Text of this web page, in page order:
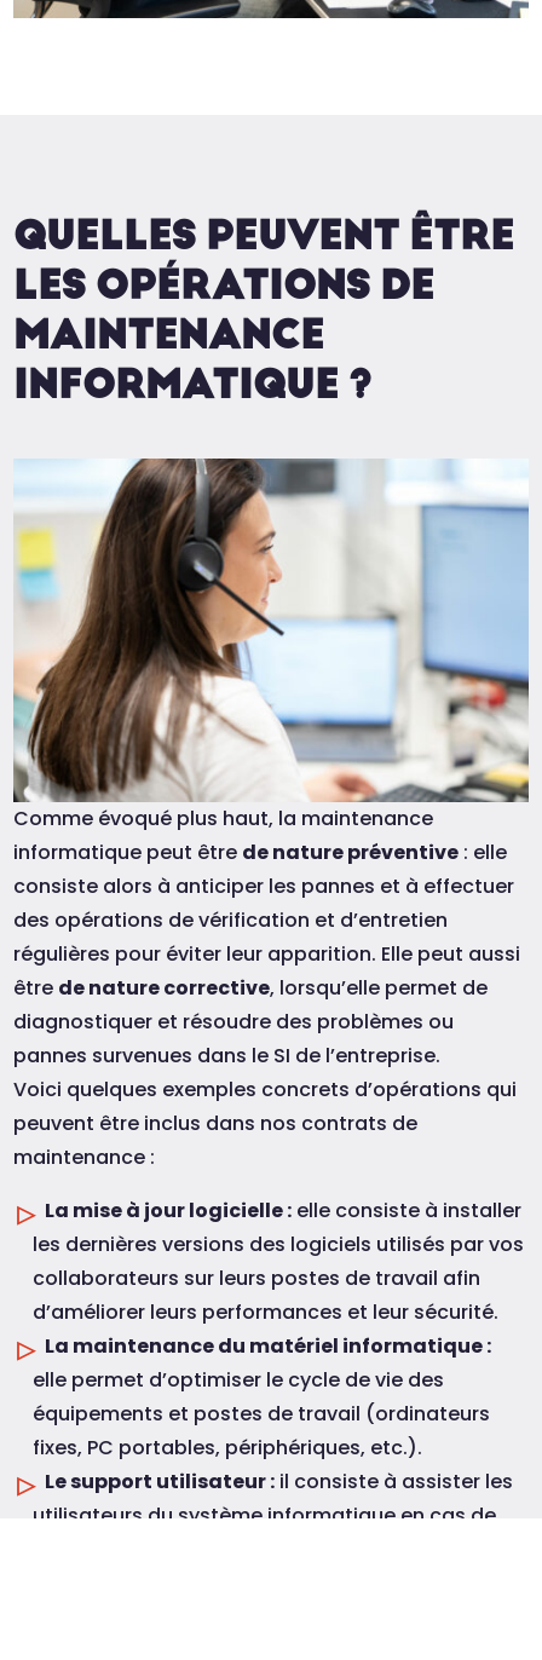
QUELLES PEUVENT ÊTRE
LES OPÉRATIONS DE
MAINTENANCE
INFORMATIQUE ?
Comme évoqué plus haut, la maintenance
informatique peut être de nature préventive : elle
consiste alors à anticiper les pannes et à effectuer
des opérations de vérification et d’entretien
régulières pour éviter leur apparition. Elle peut aussi
être de nature corrective, lorsqu’elle permet de
diagnostiquer et résoudre des problèmes ou
pannes survenues dans le SI de l’entreprise.
Voici quelques exemples concrets d’opérations qui
peuvent être inclus dans nos contrats de
maintenance :
La mise à jour logicielle :elle consiste à installer
les dernières versions des logiciels utilisés par vos
collaborateurs sur leurs postes de travail afin
d’améliorer leurs performances et leur sécurité.
La maintenance du matériel informatique :
elle permet d’optimiser le cycle de vie des
équipements et postes de travail (ordinateurs
fixes, PC portables, périphériques, etc.).
Le support utilisateur :il consiste à assister les
utilisateurs du système informatique en cas de